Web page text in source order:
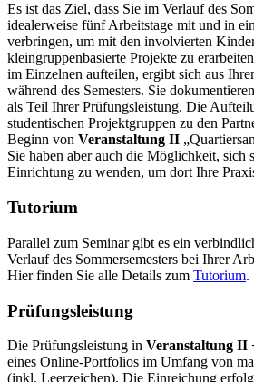
Es ist das Ziel, dass Sie im Verlauf des
idealerweise fünf Arbeitstage mit und in
verbringen, um mit den involvierten
kleingruppenbasierte Projekte zu
im Einzelnen aufteilen, ergibt sich aus
während des Semesters. Sie
als Teil Ihrer Prüfungsleistung. Die
studentischen Projektgruppen zu den
Beginn von Veranstaltung II
Sie haben aber auch die Möglichkeit, sich
Einrichtung zu wenden, um dort Ihre
Tutorium
Parallel zum Seminar gibt es ein
Verlauf des Sommersemesters bei Ihrer
Hier finden Sie alle Details zum Tutorium.
Prüfungsleistung
Die Prüfungsleistung in Veranstaltung II
eines Online-Portfolios im Umfang von
(inkl. Leerzeichen). Die Einreichung